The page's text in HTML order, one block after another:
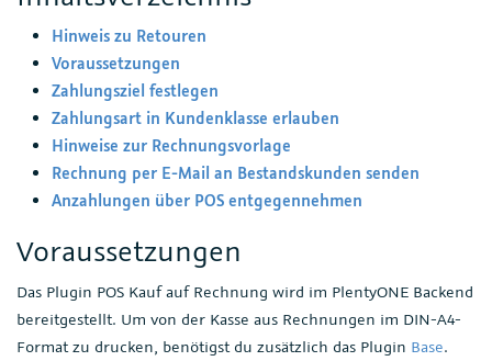
Hinweis zu Retouren
Voraussetzungen
Zahlungsziel festlegen
Zahlungsart in Kundenklasse erlauben
Hinweise zur Rechnungsvorlage
Rechnung per E-Mail an Bestandskunden senden
Anzahlungen über POS entgegennehmen
Voraussetzungen
Das Plugin POS Kauf auf Rechnung wird im PlentyONE Backend
bereitgestellt. Um von der Kasse aus Rechnungen im DIN-A4-
Format zu drucken, benötigst du zusätzlich das Plugin Base.